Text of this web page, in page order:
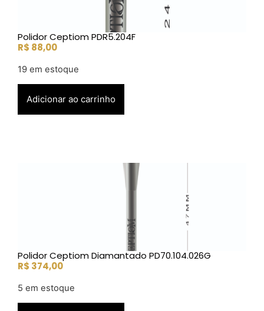
Polidor Ceptiom PDR5.204F
R$ 88,00
19 em estoque
Adicionar ao carrinho
Polidor Ceptiom Diamantado PD70.104.026G
R$ 374,00
5 em estoque